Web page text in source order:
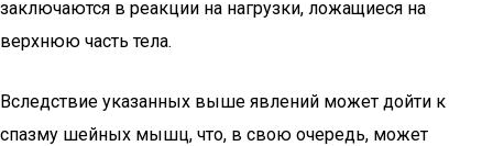
заключаются в реакции на нагрузки, ложащиеся на
верхнюю часть тела.
Вследствие указанных выше явлений может дойти к
спазму шейных мышц, что, в свою очередь, может